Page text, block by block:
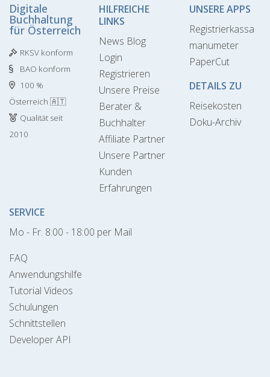
Digitale
Buchhaltung
für Österreich
RKSV konform
BAO konform
100 %
Österreich 🇦🇹
Qualität seit
2010
HILFREICHE
LINKS
News Blog
Login
Registrieren
Unsere Preise
Berater &
Buchhalter
Affiliate Partner
Unsere Partner
Kunden
Erfahrungen
UNSERE APPS
Registrierkassa
manumeter
PaperCut
DETAILS ZU
Reisekosten
Doku-Archiv
SERVICE
Mo - Fr. 8:00 - 18:00 per Mail
FAQ
Anwendungshilfe
Tutorial Videos
Schulungen
Schnittstellen
Developer API